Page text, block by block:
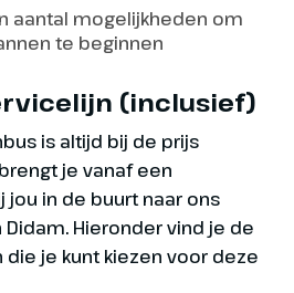
aantal mogelijkheden om
te beginnen
(inclusief)
is altijd bij de prijs
je vanaf een
jou in de buurt naar ons
Hieronder vind je de
je kunt kiezen voor deze